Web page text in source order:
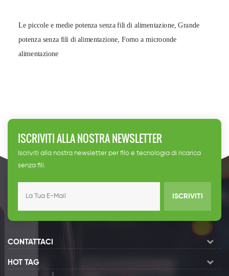
Le piccole e medie potenza senza fili di alimentazione, Grande
potenza senza fili di alimentazione, Forno a microonde
alimentazione
ISCRIVITI ALLA NOSTRA NEWSLETTER
Iscriviti alla nostra newsletter per filo e tecnologia di ricarica
senza fili.
ISCRIVITI
CONTATTACI
HOT TAG